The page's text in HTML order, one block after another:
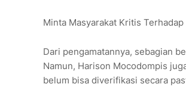
Minta Masyarakat Kritis
Dari pengamatannya, sebagian
Namun, Harison Mocodompis
belum bisa diverifikasi secara